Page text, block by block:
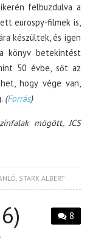
felbuzdulva a
eurospy-filmek is,
készültek, és igen
könyv betekintést
50 évbe, sőt az
hogy vége van,
(Forrás)
mögött, JCS
STARK ALBERT
8